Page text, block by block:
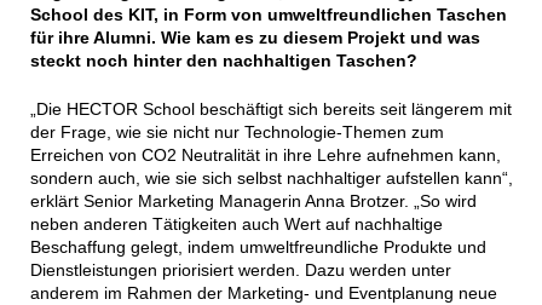
School des KIT, in Form von umweltfreundlichen Taschen
für ihre Alumni. Wie kam es zu diesem Projekt und was
steckt noch hinter den nachhaltigen Taschen?
„Die HECTOR School beschäftigt sich bereits seit längerem mit
der Frage, wie sie nicht nur Technologie-Themen zum
Erreichen von CO2 Neutralität in ihre Lehre aufnehmen kann,
sondern auch, wie sie sich selbst nachhaltiger aufstellen kann“,
erklärt Senior Marketing Managerin Anna Brotzer. „So wird
neben anderen Tätigkeiten auch Wert auf nachhaltige
Beschaffung gelegt, indem umweltfreundliche Produkte und
Dienstleistungen priorisiert werden. Dazu werden unter
anderem im Rahmen der Marketing- und Eventplanung neue